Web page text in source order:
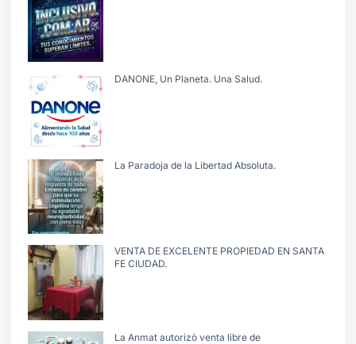
DANONE, Un Planeta. Una Salud.
La Paradoja de la Libertad Absoluta.
VENTA DE EXCELENTE PROPIEDAD EN SANTA
FE CIUDAD.
La Anmat autorizò venta libre de